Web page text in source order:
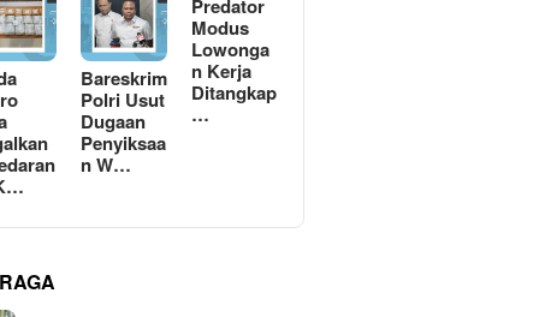
Bareskrim
Polri Usut
Dugaan
Penyiksaa
n W…
Predator
Modus
Lowonga
n Kerja
Ditangkap
…